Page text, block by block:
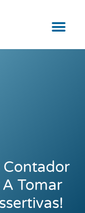
Contador
Tomar